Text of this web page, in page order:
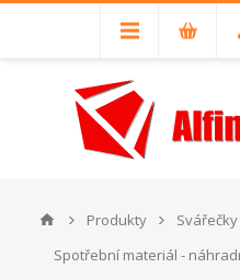
Produkty
Spotřební materiál -